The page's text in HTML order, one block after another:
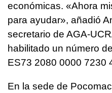
económicas. «Ahora
para ayudar», añadió
secretario de AGA-
habilitado un número
ES73 2080 0000 7230
En la sede de